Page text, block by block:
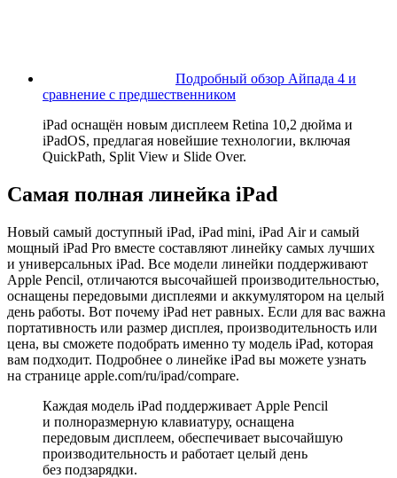
Подробный обзор Айпада 4 и
сравнение с предшественником
iPad оснащён новым дисплеем Retina 10,2 дюйма и
iPadOS, предлагая новейшие технологии, включая
QuickPath, Split View и Slide Over.
Самая полная линейка iPad
Новый самый доступный iPad, iPad mini, iPad Air и самый
мощный iPad Pro вместе составляют линейку самых лучших
и универсальных iPad. Все модели линейки поддерживают
Apple Pencil, отличаются высочайшей производительностью,
оснащены передовыми дисплеями и аккумулятором на целый
день работы. Вот почему iPad нет равных. Если для вас важна
портативность или размер дисплея, производительность или
цена, вы сможете подобрать именно ту модель iPad, которая
вам подходит. Подробнее о линейке iPad вы можете узнать
на странице apple.com/ru/ipad/compare.
Каждая модель iPad поддерживает Apple Pencil
и полноразмерную клавиатуру, оснащена
передовым дисплеем, обеспечивает высочайшую
производительность и работает целый день
без подзарядки.